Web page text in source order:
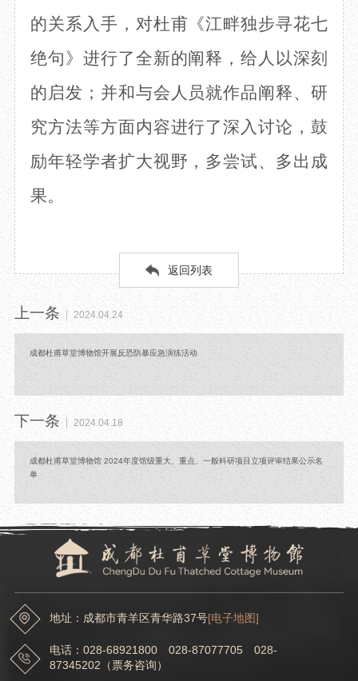
的关系入手 ，对杜甫《江畔独步寻花七
绝句》 进行了全新的阐释，给人以深刻
的 启发；并和与会人员就作品阐释、研
究方法等方面内容进行了深入讨论，鼓
励年轻学者扩大视野，多尝试、多出成
果。
返回列表
上一条 2024.04.24
成都杜甫草堂博物馆开展反恐防暴应急演练活动
下一条 2024.04.18
成都杜甫草堂博物馆 2024年度馆级重大、重点、一般科研项目立项评审结果公示名
单
地址：成都市青羊区青华路37号[电子地图]
电话：028-68921800 028-87077705 028-
87345202（票务咨询）